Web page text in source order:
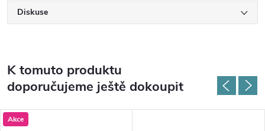
Diskuse
K tomuto produktu
doporučujeme ještě dokoupit
Akce